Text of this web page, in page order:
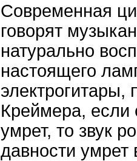
Современная
говорят
натурально
настоящего
электрогитары,
Креймера, если
умрет, то звук
давности